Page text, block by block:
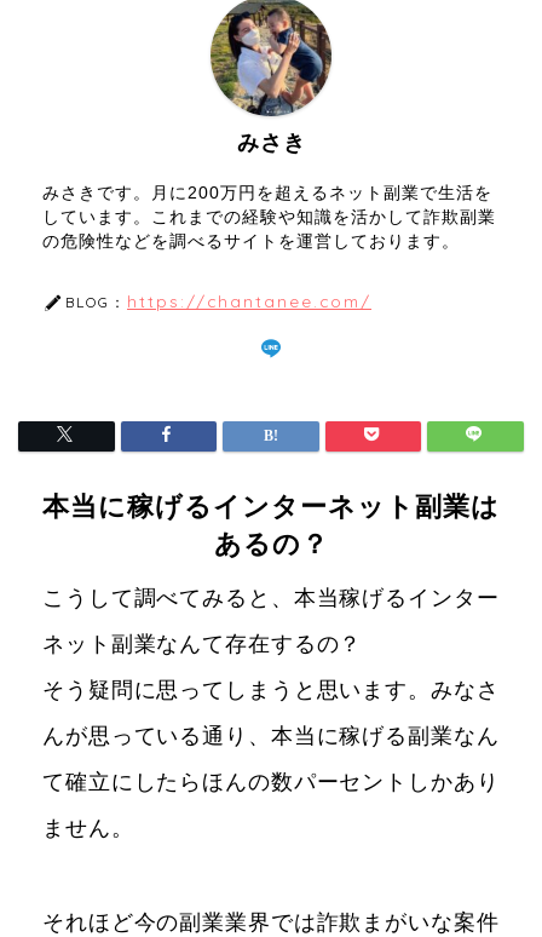
みさき
みさきです。月に200万円を超えるネット副業で生活を
しています。これまでの経験や知識を活かして詐欺副業
の危険性などを調べるサイトを運営しております。
BLOG： https://chantanee.com/
本当に稼げるインターネット副業は
あるの？
こうして調べてみると、本当稼げるインター
ネット副業なんて存在するの？
そう疑問に思ってしまうと思います。みなさ
んが思っている通り、本当に稼げる副業なん
て確立にしたらほんの数パーセントしかあり
ません。
それほど今の副業業界では詐欺まがいな案件